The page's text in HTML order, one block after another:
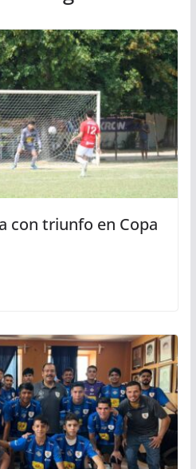
con triunfo en Copa